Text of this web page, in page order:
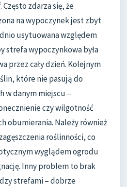
zdarza się, że
na wypoczynek jest zbyt
usytuowana względem
strefa wypoczynkowa była
przez cały dzień. Kolejnym
które nie pasują do
w danym miejscu –
czy wilgotność
obumierania. Należy również
roślinności, co
wyglądem ogrodu
Inny problem to brak
strefami – dobrze